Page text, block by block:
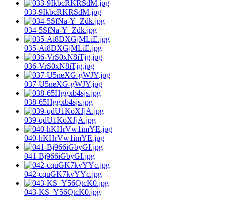
033-9IkbcRKRSdM.jpg
034-5SfNa-Y_Zdk.jpg
035-Ai8DXGjMLiE.jpg
036-VrS0xN8iTjg.jpg
037-U5neXG-gWJY.jpg
038-65Hggxb4sjs.jpg
039-qdU1KoXJjA.jpg
040-hKHrVw1imYE.jpg
041-Bj966iGbyGI.jpg
042-cquGK7kvYYc.jpg
043-KS_Y56QtcK0.jpg